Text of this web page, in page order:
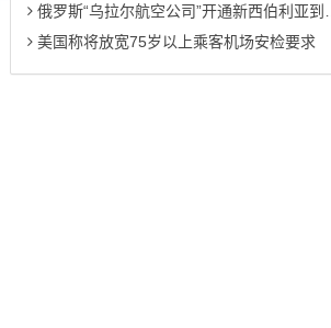
俄罗斯“乌拉尔航空公司”开通新西伯利亚到广州往返定期客运航线
美国称将放宽75岁以上乘客机场安检要求